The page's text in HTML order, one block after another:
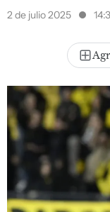
2 de julio 2025